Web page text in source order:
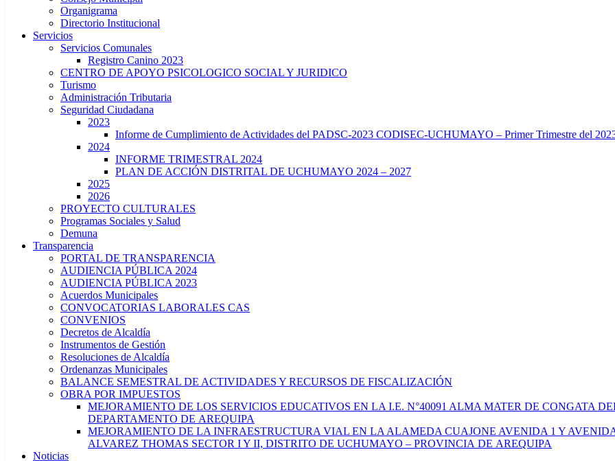
Organigrama
Directorio Institucional
Servicios
Servicios Comunales
Registro Canino 2023
CENTRO DE APOYO PSICOLOGICO SOCIAL Y JURIDICO
Turismo
Administración Tributaria
Seguridad Ciudadana
2023
Informe de Cumplimiento de Actividades del PADSC-2023 CODISEC-UCHUMAYO – Primer Trimestre del
2024
INFORME TRIMESTRAL 2024
PLAN DE ACCIÓN DISTRITAL DE UCHUMAYO 2024 – 2027
2025
2026
PROYECTO CULTURALES
Programas Sociales y Salud
Demuna
Transparencia
PORTAL DE TRANSPARENCIA
AUDIENCIA PÚBLICA 2024
AUDIENCIA PÚBLICA 2023
Acuerdos Municipales
CONVOCATORIAS LABORALES CAS
CONVENIOS
Decretos de Alcaldía
Instrumentos de Gestión
Resoluciones de Alcaldía
Ordenanzas Municipales
BALANCE SEMESTRAL DE ACTIVIDADES Y RECURSOS DE FISCALIZACIÓN
OBRA POR IMPUESTOS
MEJORAMIENTO DE LOS SERVICIOS EDUCATIVOS EN LA I.E. N°40091 ALMA MATER DE CONGATA
DEPARTAMENTO DE AREQUIPA
MEJORAMIENTO DE LA INFRAESTRUCTURA VIAL EN LA ALAMEDA CUAJONE AVENIDA 1 Y
ALVAREZ THOMAS SECTOR I Y II, DISTRITO DE UCHUMAYO – PROVINCIA DE AREQUIPA
Noticias